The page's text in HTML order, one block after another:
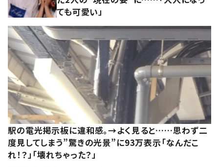
ても可愛い」
駅の電光掲示板に違和感。→よく見ると……思わず二
度見してしまう”驚きの光景”に93万表示「なんだこ
れ！？」「壊れちゃった？」